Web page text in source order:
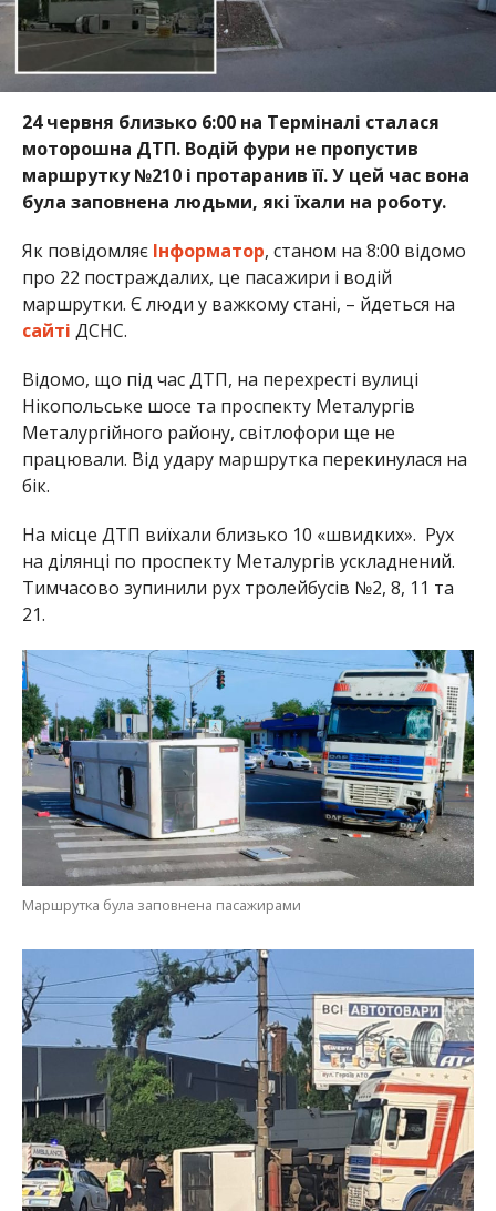
24 червня близько 6:00 на Терміналі сталася
моторошна ДТП. Водій фури не пропустив
маршрутку №210 і протаранив її. У цей час вона
була заповнена людьми, які їхали на роботу.
Як повідомляє Інформатор, станом на 8:00 відомо
про 22 постраждалих, це пасажири і водій
маршрутки. Є люди у важкому стані, – йдеться на
сайті ДСНС.
Відомо, що під час ДТП, на перехресті вулиці
Нікопольське шосе та проспекту Металургів
Металургійного району, світлофори ще не
працювали. Від удару маршрутка перекинулася на
бік.
На місце ДТП виїхали близько 10 «швидких». Рух
на ділянці по проспекту Металургів ускладнений.
Тимчасово зупинили рух тролейбусів №2, 8, 11 та
21.
Маршрутка була заповнена пасажирами